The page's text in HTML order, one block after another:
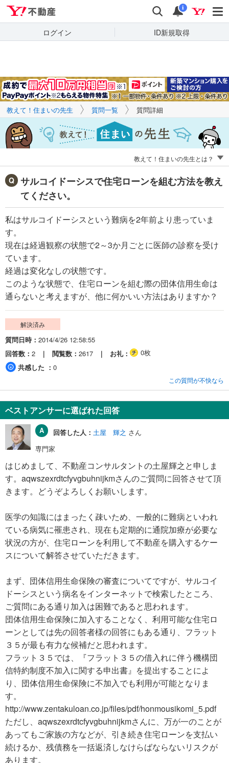
検索 通知
i
ログイン ID新規取得
キーワードで
質問を探す
教えて！住まいの先生 質問一覧 質問詳細
教えて！住まいの先生とは？
サルコイドーシスで住宅ローンを組む方法を教え
てください。
私はサルコイドーシスという難病を2年前より患っていま
す。
現在は経過観察の状態で2～3か月ごとに医師の診察を受け
ています。
経過は変化なしの状態です。
このような状態で、住宅ローンを組む際の団体信用生命は
通らないと考えますが、他に何かいい方法はありますか？
解決済み
質問日時
2014/4/26 12:58:55
回答数
2 閲覧数 2617 お礼
0枚
共感した
0
この質問が不快なら
ベストアンサーに選ばれた回答
回答した人： 土屋 輝之 さん
専門家
はじめまして、不動産コンサルタントの土屋輝之と申しま
す。aqwszexrdtcfyvgbuhnijkmさんのご質問に回答させて頂
きます。どうぞよろしくお願いします。
医学の知識にはまったく疎いため、一般的に難病といわれ
ている病気に罹患され、現在も定期的に通院加療が必要な
状況の方が、住宅ローンを利用して不動産を購入するケー
スについて解答させていただきます。
まず、団体信用生命保険の審査についてですが、サルコイ
ドーシスという病名をインターネットで検索したところ、
ご質問にある通り加入は困難であると思われます。
団体信用生命保険に加入することなく、利用可能な住宅ロ
ーンとしては先の回答者様の回答にもある通り、フラット
３５が最も有力な候補だと思われます。
フラット３５では、『フラット３５の借入れに伴う機構団
信特約制度不加入に関する申出書』を提出することによ
り、団体信用生命保険に不加入でも利用が可能となりま
す。
http://www.zentakuloan.co.jp/files/pdf/honmousikomi_5.pdf
ただし、aqwszexrdtcfyvgbuhnijkmさんに、万が一のことが
あってもご家族の方などが、引き続き住宅ローンを支払い
続けるか、残債務を一括返済しなけらばならないリスクが
あります。